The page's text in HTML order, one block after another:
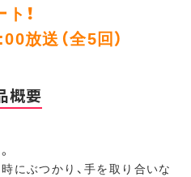
！
放送（全5回）
概要
にぶつかり、手を取り合いな